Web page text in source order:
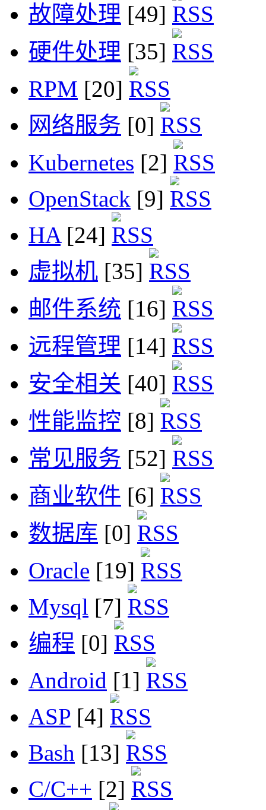
故障处理 [49]
硬件处理 [35]
RPM [20]
网络服务 [0]
Kubernetes [2]
OpenStack [9]
HA[24]
虚拟机 [35]
邮件系统 [16]
远程管理 [14]
安全相关 [40]
性能监控 [8]
常见服务 [52]
商业软件 [6]
数据库 [0]
Oracle [19]
Mysql [7]
编程 [0]
Android [1]
ASP [4]
Bash [13]
C/C++ [2]